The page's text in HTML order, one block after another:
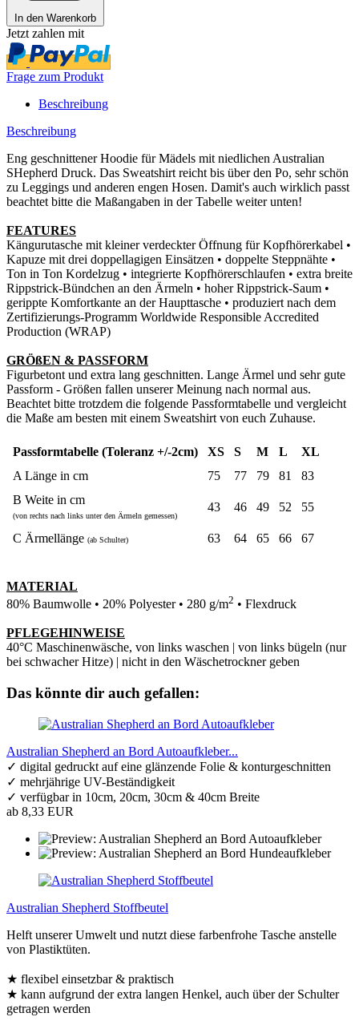
In den Warenkorb
Jetzt zahlen mit
Frage zum Produkt
Beschreibung
Beschreibung
Eng geschnittener Hoodie für Mädels mit niedlichen Australian
SHepherd Druck. Das Sweatshirt reicht bis über den Po, sehr schön
zu Leggings und anderen engen Hosen. Damit's auch wirklich passt
beachtet bitte die Maßangaben in der Tabelle weiter unten!
FEATURES
Kängurutasche mit kleiner verdeckter Öffnung für Kopfhörerkabel •
Kapuze mit drei doppellagigen Einsätzen • doppelte Steppnähte •
Ton in Ton Kordelzug • integrierte Kopfhörerschlaufen • extra breite
Rippstrick-Bündchen an den Ärmeln • hoher Rippstrick-Saum •
gerippte Komfortkante an der Haupttasche • produziert nach dem
Zertifizierungs-Programm Worldwide Responsible Accredited
Production (WRAP)
GRÖßEN & PASSFORM
Figurbetont und extra lang geschnitten. Lange Ärmel und sehr gute
Passform - Größen fallen unserer Meinung nach normal aus.
Beachtet bitte trotzdem die folgende Passformtabelle und vergleicht
die Maße am besten mit einem Sweatshirt von euch Zuhause.
Passformtabelle (Toleranz +/-2cm) XS S M L
XL
A Länge in cm
75 77 79 81
83
B Weite in cm
(von rechts nach links unter den Ärmeln gemessen)
43 46 49 52 55
C Ärmellänge (ab Schulter) 63 64 65 66 67
MATERIAL
80% Baumwolle • 20% Polyester • 280 g/m2 • Flexdruck
PFLEGEHINWEISE
40°C Maschinenwäsche, von links waschen | von links bügeln (nur
bei schwacher Hitze) | nicht in den Wäschetrockner geben
Das könnte dir auch gefallen:
Australian Shepherd an Bord Autoaufkleber...
✓ digital gedruckt auf eine glänzende Folie & konturgeschnitten
✓ mehrjährige UV-Beständigkeit
✓ verfügbar in 10cm, 20cm, 30cm & 40cm Breite
ab 8,33 EUR
Australian Shepherd Stoffbeutel
Helft unserer Umwelt und nutzt diese farbenfrohe Tasche anstelle
von Plastiktüten.
★ flexibel einsetzbar & praktisch
★ kann aufgrund der extra langen Henkel, auch über der Schulter
getragen werden